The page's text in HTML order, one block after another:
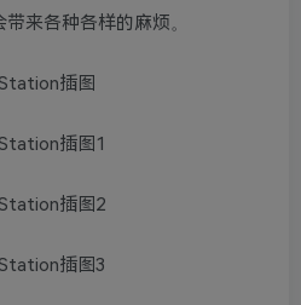
来各种各样的麻烦。